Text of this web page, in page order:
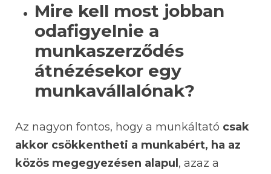
Mire kell most jobban
odafigyelnie a
munkaszerződés
átnézésekor egy
munkavállalónak?
Az nagyon fontos, hogy a munkáltató csak
akkor csökkentheti a munkabért, ha az
közös megegyezésen alapul , azaz a